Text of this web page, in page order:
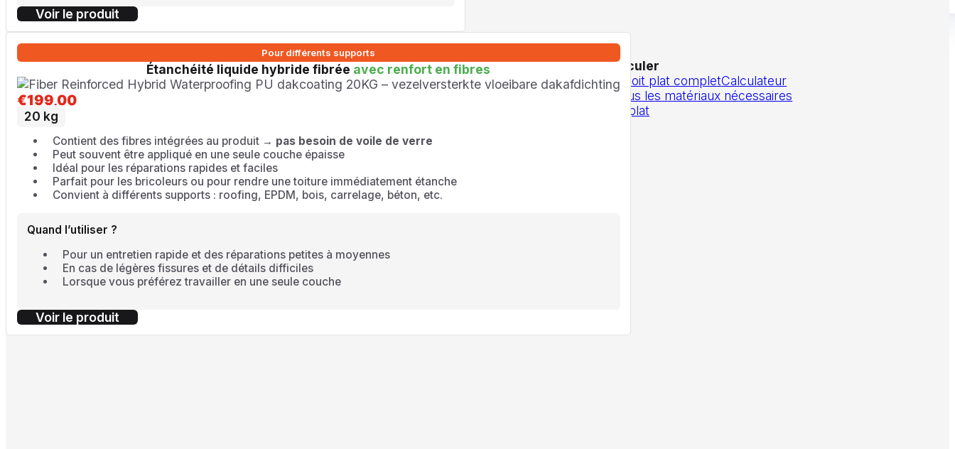
Service client
Guides
Tous les guidesGuide étanchéité
liquide
Guide étanchéité hybride
Guide
Coolroof®
Support
Questions fréquentes (FAQ)Articles sur le
roofing et l’isolation
Outils / Calculer
Calculer un toit plat completCalculateur
d’isolationTous les matériaux nécessaires
pour un toit plat
Contact
Demander un devis
Voir le produit
Pour différents supports
Étanchéité liquide hybride fibrée avec renfort en fibres
€199,00
20 kg
Contient des fibres intégrées au produit → pas besoin de voile de verre
Peut souvent être appliqué en une seule couche épaisse
Idéal pour les réparations rapides et faciles
Parfait pour les bricoleurs ou pour rendre une toiture immédiatement étanche
Convient à différents supports : roofing, EPDM, bois, carrelage, béton, etc.
Quand l’utiliser ?
Pour un entretien rapide et des réparations petites à moyennes
En cas de légères fissures et de détails difficiles
Lorsque vous préférez travailler en une seule couche
Voir le produit